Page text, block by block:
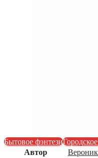
Бытовое фэнтези
Автор